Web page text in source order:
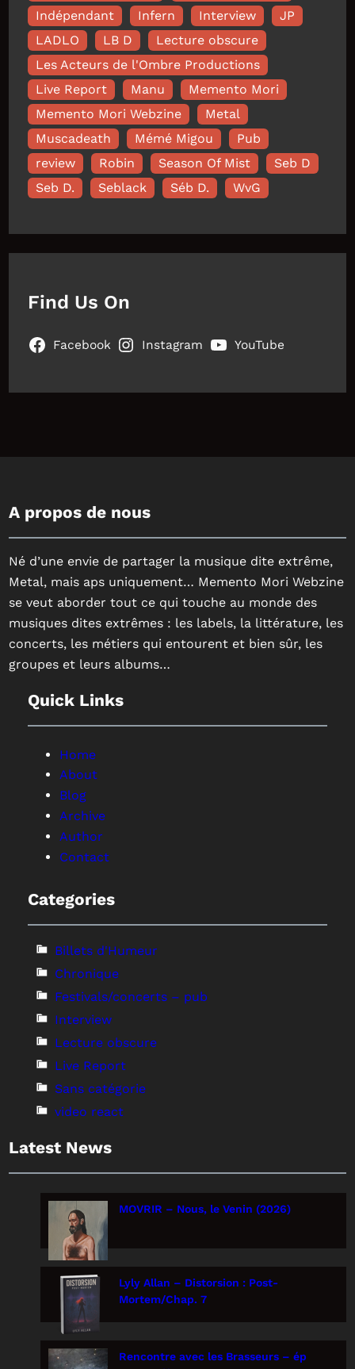
Indépendant
Infern Interview
JP
LADLO
LB D
Lecture obscure
Les Acteurs de l'Ombre Productions
Live Report
Manu
Memento Mori
Memento Mori Webzine
Metal
Muscadeath
Mémé Migou
Pub
review
Robin Season Of Mist
Seb D
Seb D.
Seblack Séb D. WvG
Find Us On
Facebook Instagram YouTube
A propos de nous
Né d’une envie de partager la musique dite extrême,
Metal, mais aps uniquement… Memento Mori Webzine
se veut aborder tout ce qui touche au monde des
musiques dites extrêmes : les labels, la littérature, les
concerts, les métiers qui entourent et bien sûr, les
groupes et leurs albums…
Quick Links
Home
About
Blog
Archive
Author
Contact
Categories
Billets d'Humeur
Chronique
Festivals/concerts – pub
Interview
Lecture obscure
Live Report
Sans catégorie
video react
Latest News
MOVRIR – Nous, le Venin (2026)
Lyly Allan – Distorsion : Post-
Mortem/Chap. 7
Rencontre avec les Brasseurs – ép